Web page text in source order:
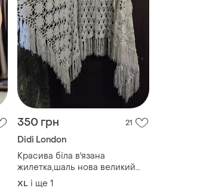
350 грн 21
Didi London
Красива біла в'язана
жилетка,шаль нова великий
розмір
XL і ще 1